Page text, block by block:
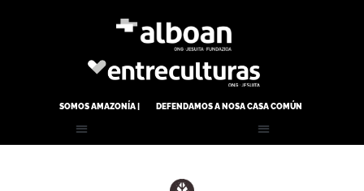
SOMOS AMAZONÍA | DEFENDAMOS A NOSA CASA COMÚN